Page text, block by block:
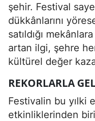
şehir. Festival
dükkânlarını
satıldığı
artan ilgi, şehre
kültürel değer
REKORLARLA
Festivalin bu yılki
etkinliklerinden